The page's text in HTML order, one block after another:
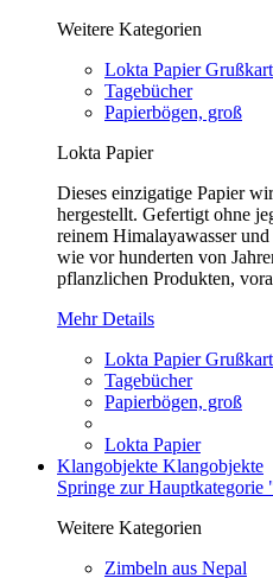
Weitere Kategorien
Lokta Papier
Tagebücher
Papierbögen, groß
Lokta Papier
Dieses einzigatige Papier
hergestellt. Gefertigt ohne
reinem Himalayawasser
wie vor hunderten von
pflanzlichen Produkten,
Mehr Details
Lokta Papier
Tagebücher
Papierbögen, groß
Lokta Papier
Klangobjekte Klangobjekte
Springe zur
Weitere Kategorien
Zimbeln aus Nepal